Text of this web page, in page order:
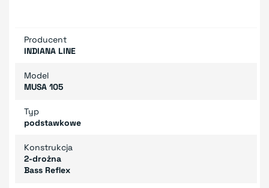
Producent
INDIANA LINE
Model
MUSA 105
Typ
podstawkowe
Konstrukcja
2-drożna
Bass Reflex